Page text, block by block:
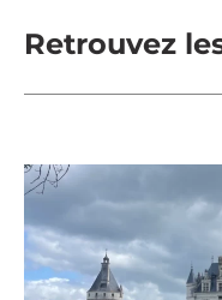
Retrouvez